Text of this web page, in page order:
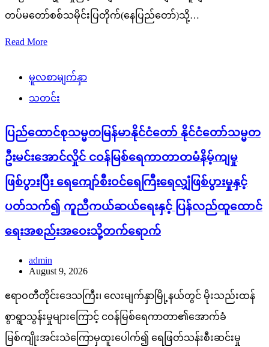
တပ်မတော်စစ်သမိုင်းပြတိုက်(နေပြည်တော်)သို့…
Read More
မူလစာမျက်နှာ
သတင်း
ပြည်ထောင်စုသမ္မတမြန်မာနိုင်ငံတော် နိုင်ငံတော်သမ္မတ
ဦးမင်းအောင်လှိုင် ငဝန်မြစ်ရေကာတာတမံနိမ့်ကျမှု
ဖြစ်ပွားပြီး ရေကျော်စီးဝင်ရေကြီးရေလျှံဖြစ်ပွားမှုနှင့်
ပတ်သက်၍ ကူညီကယ်ဆယ်ရေးနှင့် ပြန်လည်ထူထောင်
ရေးအစည်းအဝေးသို့တက်ရောက်
admin
August 9, 2026
ဧရာဝတီတိုင်းဒေသကြီး၊ လေးမျက်နှာမြို့နယ်တွင် မိုးသည်းထန်
စွာရွာသွန်းမှုများကြောင့် ငဝန်မြစ်ရေကာတာ၏အောက်ခံ
မြစ်ကျိုးအင်းသဲကြောမှထူးပေါက်၍ ရေဖြတ်သန်းစီးဆင်းမှု